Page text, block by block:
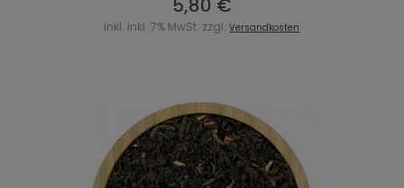
5,80 €
inkl. inkl. 7% MwSt. zzgl.Versandkosten